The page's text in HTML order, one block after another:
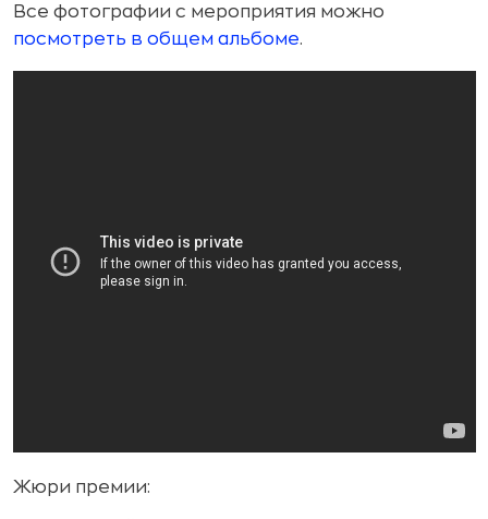
Все фотографии с мероприятия можно
посмотреть в общем альбоме.
Жюри премии: